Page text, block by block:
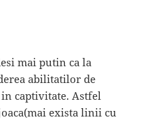
mai putin ca la
abilitatilor de
captivitate. Astfel
exista linii cu